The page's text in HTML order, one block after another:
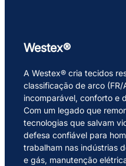
Westex®
A Westex® cria tecidos
classificação de arco
incomparável, conforto e
Com um legado que
tecnologias que salvam
defesa confiável para
trabalham nas indústrias
e gás, manutenção